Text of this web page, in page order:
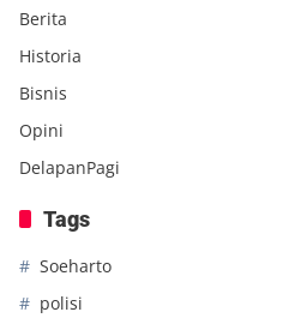
Berita
Historia
Bisnis
Opini
DelapanPagi
Tags
Soeharto
polisi